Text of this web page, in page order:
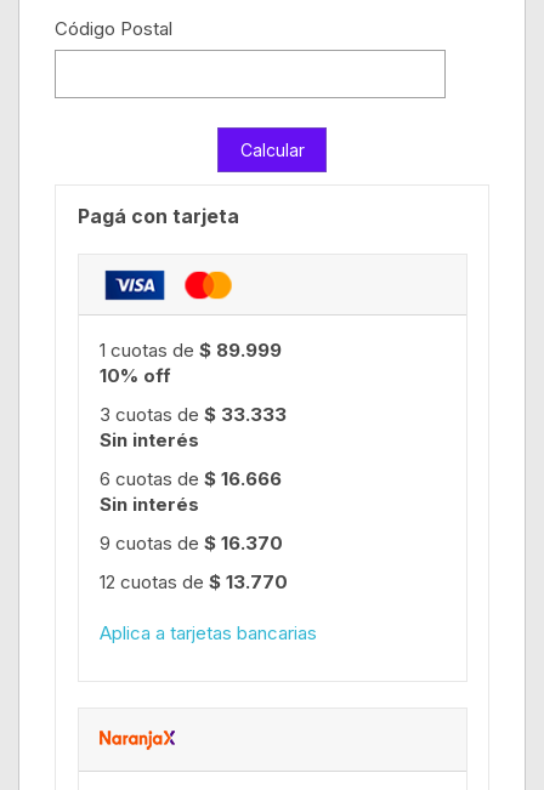
Código Postal
Pagá con tarjeta
1 cuotas de $ 89.999
10% off
3 cuotas de $ 33.333
Sin interés
6 cuotas de $ 16.666
Sin interés
9 cuotas de $ 16.370
12 cuotas de $ 13.770
Aplica a tarjetas bancarias